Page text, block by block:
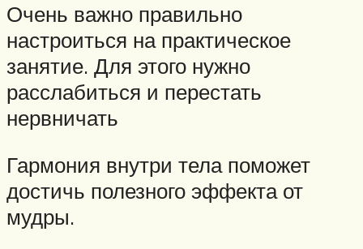
Очень важно правильно
настроиться на практическое
занятие. Для этого нужно
расслабиться и перестать
нервничать
Гармония внутри тела поможет
достичь полезного эффекта от
мудры.